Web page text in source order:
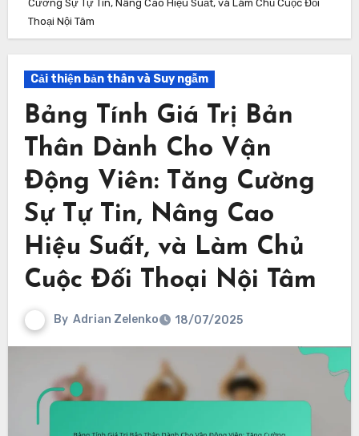
Cường Sự Tự Tin, Nâng Cao Hiệu Suất, và Làm Chủ Cuộc Đối
Thoại Nội Tâm
Cải thiện bản thân và Suy ngẫm
Bảng Tính Giá Trị Bản
Thân Dành Cho Vận
Động Viên: Tăng Cường
Sự Tự Tin, Nâng Cao
Hiệu Suất, và Làm Chủ
Cuộc Đối Thoại Nội Tâm
By Adrian Zelenko 18/07/2025